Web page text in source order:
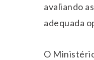
avaliando
adequada
O